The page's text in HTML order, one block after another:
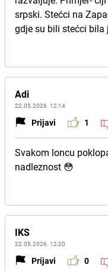
srpski. Stećci na
gdje su bili stećci bila
Adi
22.05.2026. 12:14
Prijavi 1
Svakom loncu
nadleznost 😳
IKS
22.05.2026. 12:20
Prijavi 0